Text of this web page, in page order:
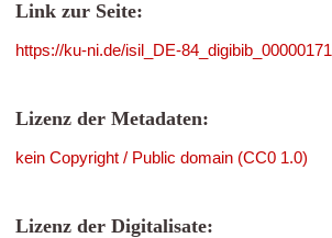
Link zur Seite:
https://ku-ni.de/isil_DE-84_digibib_00000171
Lizenz der Metadaten:
kein Copyright / Public domain (CC0 1.0)
Lizenz der Digitalisate: